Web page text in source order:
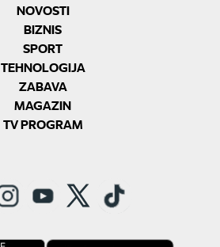
NOVOSTI
BIZNIS
SPORT
TEHNOLOGIJA
ZABAVA
MAGAZIN
TV PROGRAM